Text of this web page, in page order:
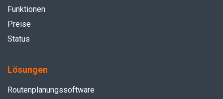
Funktionen
Preise
Status
Lösungen
Routenplanungssoftware